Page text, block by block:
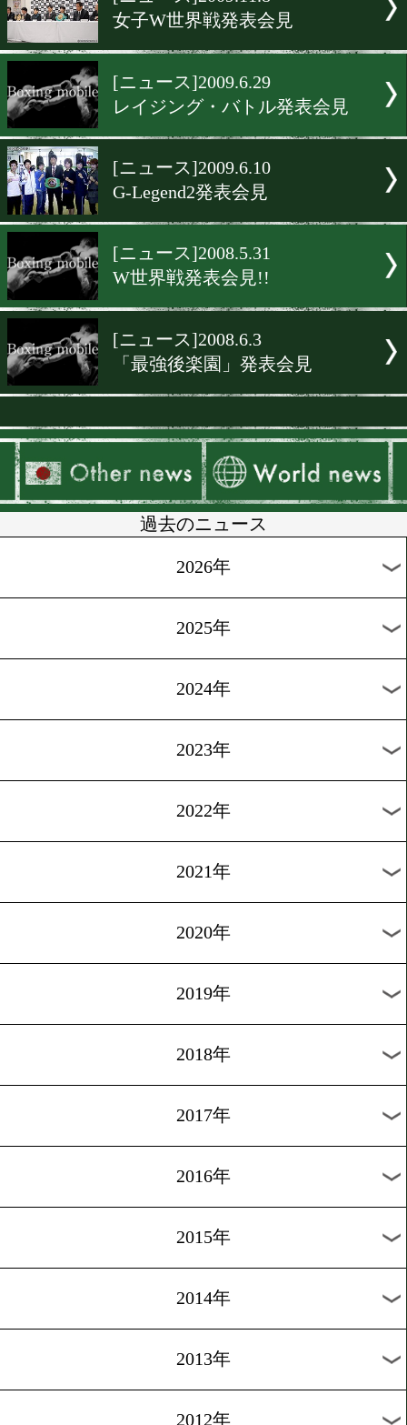
[ニュース]2010.7.27
西岡、世界戦発表会見
[ニュース]2010.5.15
[ニュース]2009.11.8
女子W世界戦発表会見
レイジング・バトル発表会
[ニュース]2009.6.10
G-Legend2発表会見
[ニュース]2008.5.31
W世界戦発表会見!!
[ニュース]2008.6.3
「最強後楽園」発表会見
過去のニュース
2026年
2025年
2024年
2023年
2022年
2020年